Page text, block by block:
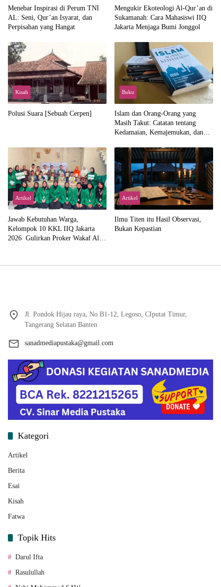
Menebar Inspirasi di Perum TNI
AL: Seni, Qur’an Isyarat, dan
Perpisahan yang Hangat
Mengukir Ekoteologi Al-Qur’an di
Sukamanah: Cara Mahasiswi IIQ
Jakarta Menjaga Bumi Jonggol
Kisah
Polusi Suara [Sebuah Cerpen]
Buku
Islam dan Orang-Orang yang
Masih Takut: Catatan tentang
Kedamaian, Kemajemukan, dan
Abdillah
Artikel
Jawab Kebutuhan Warga,
Kelompok 10 KKL IIQ Jakarta
2026 Gulirkan Proker Wakaf Al-
Artikel
Ilmu Titen itu Hasil Observasi,
Bukan Kepastian
Jl. Pondok Hijau raya, No B1-12, Legoso, CIputat Timur,
Tangerang Selatan Banten
sanadmediapustaka@gmail.com
Kategori
Artikel
Berita
Esai
Kisah
Fatwa
Topik Hits
Darul Ifta
Rasulullah